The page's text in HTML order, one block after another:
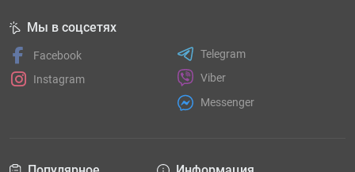
Мы в соцсетях
Facebook
Instagram
Telegram
Viber
Messenger